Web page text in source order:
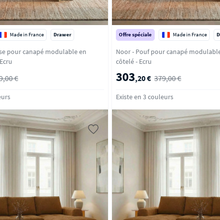
Made in France Drawer
pour canapé modulable en
côtelé - Ecru
€
Offre spéciale Made in France
Noor - Pouf pour canapé
côtelé - Ecru
303,20 € 379,00 €
Existe en 3 couleurs